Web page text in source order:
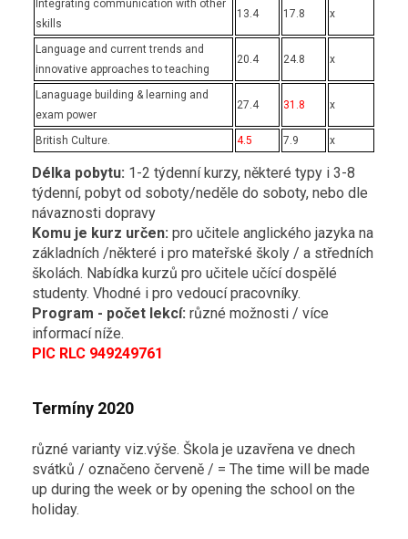
Integrating communication with other
skills
13.4 17.8 x
Language and current trends and
innovative approaches to teaching
20.4 24.8 x
Lanaguage building & learning and
exam power
27.4 31.8 x
British Culture. 4.5 7.9 x
Délka pobytu: 1-2 týdenní kurzy, některé typy i 3-8
týdenní, pobyt od soboty/neděle do soboty, nebo dle
návaznosti dopravy
Komu je kurz určen: pro učitele anglického jazyka na
základních /některé i pro mateřské školy / a středních
školách. Nabídka kurzů pro učitele učící dospělé
studenty. Vhodné i pro vedoucí pracovníky.
Program - počet lekcí: různé možnosti / více
informací níže.
PIC RLC 949249761
Termíny 2020
různé varianty viz.výše. Škola je uzavřena ve dnech
svátků / označeno červeně / = The time will be made
up during the week or by opening the school on the
holiday.